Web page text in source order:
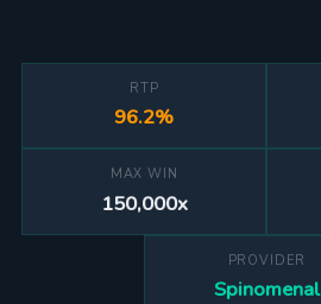
RTP
96.2%
MAX WIN
150,000x
PROVIDER
Spinomenal